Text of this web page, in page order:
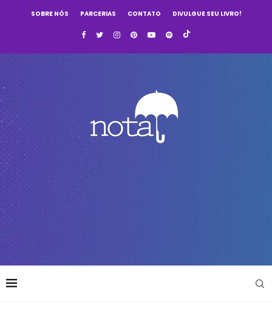
SOBRE NÓS PARCERIAS CONTATO DIVULGUE SEU LIVRO!